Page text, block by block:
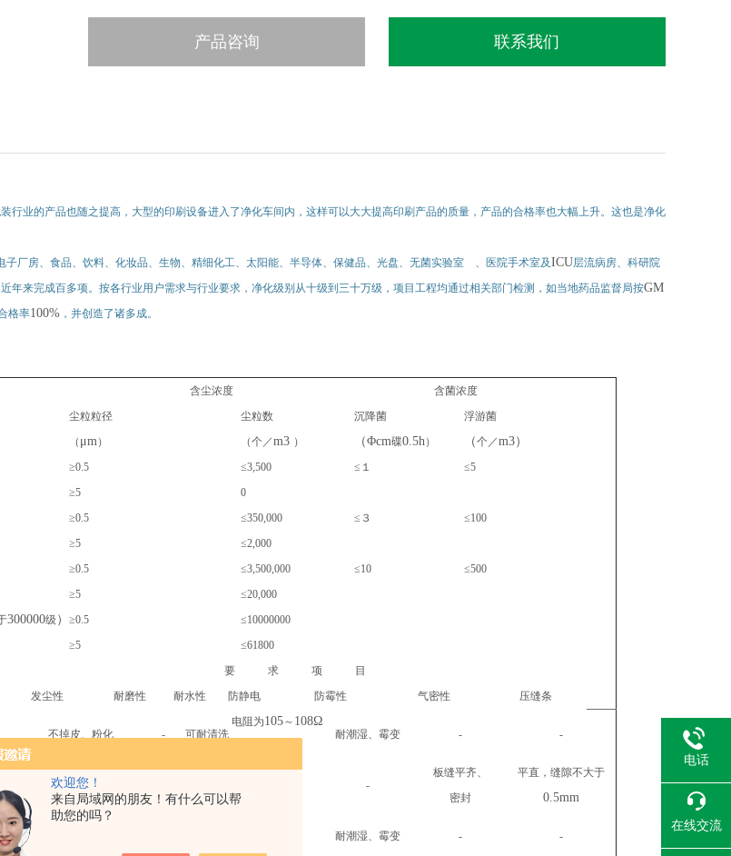
欢迎您！
来自局域网的朋友！有什么可以帮
助您的吗？
产品咨询 联系我们
行业的产品也随之提高，大型的印刷设备进入了净化车间内，这样可以大大提高印刷产品的质量，产品的合格率也大幅上升。这也是净化
子厂房、食品、饮料、化妆品、生物、精细化工、太阳能、半导体、保健品、光盘、无菌实验室 、医院手术室及ICU层流病房、科研院
年来完成百多项。按各行业用户需求与行业要求，净化级别从十级到三十万级，项目工程均通过相关部门检测，如当地药品监督局按GM
格率100% ，并创造了诸多成。
含尘浓度
含菌浓度
尘粒粒径
（ μm）
尘粒数
（个／m3 ）
沉降菌
（Φcm碟0.5h）
浮游菌
（个／m3）
≥0.5 ≤3,500 ≤ １
≤5
≥5
0
≥0.5 ≤350,000 ≤ ３
≤100
≥5
≤2,000
≥0.5 ≤3,500,000 ≤10
≤500
≥5
≤20,000
300000级 ） ≥0.5
≤10000000
≥5
≤61800
要 求 项 目
发尘性
耐磨性 耐水性 防静电 防霉性 气密性 压缝条
不掉皮、粉化 - 可耐清洗
电阻为105～ 108Ω
耐潮湿、霉变 - -
不产尘，无裂痕 -
板缝平齐、
密封
平直，缝隙不大于
0.5mm
耐潮湿、霉变 - -
电话
在线交流